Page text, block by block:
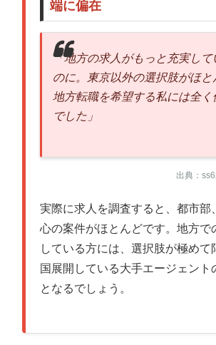
端に偏在
「地方の求人がもっと充実して
のに。東京以外の選択肢がほと
地方転職を希望する私には全く
でした」
出典：
実際に求人を調査すると、都市部
心の案件がほとんどです。地方で
している方には、選択肢が極めて
国展開している大手エージェント
となるでしょう。